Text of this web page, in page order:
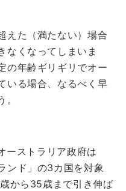
えた（満たない）場合
なくなってしまいま
の年齢ギリギリでオー
いる場合、なるべく早
ーストラリア政府は
ンド」の3カ国を対象
から35歳まで引き伸ば